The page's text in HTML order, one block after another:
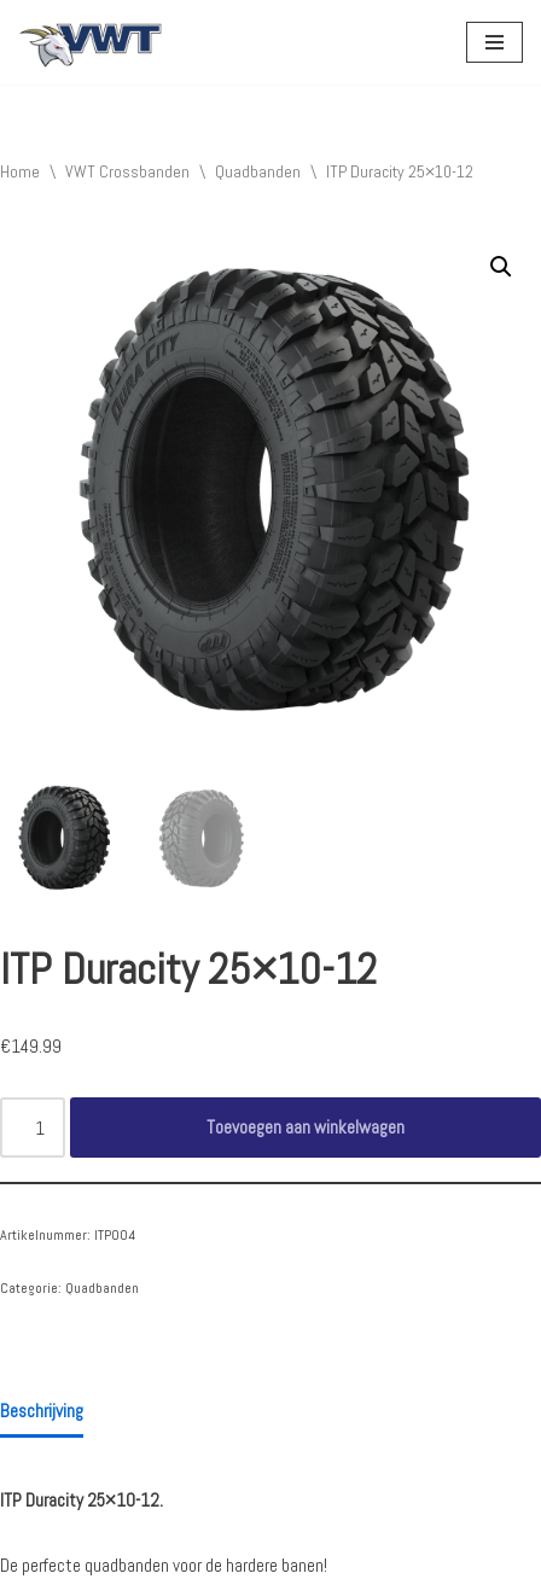
Home \ VWT Crossbanden \ Quadbanden \ ITP Duracity 25×10-12
ITP Duracity 25×10-12
€149.99
Toevoegen aan winkelwagen
Artikelnummer: ITP004
Categorie: Quadbanden
Beschrijving
ITP Duracity 25×10-12.
De perfecte quadbanden voor de hardere banen!